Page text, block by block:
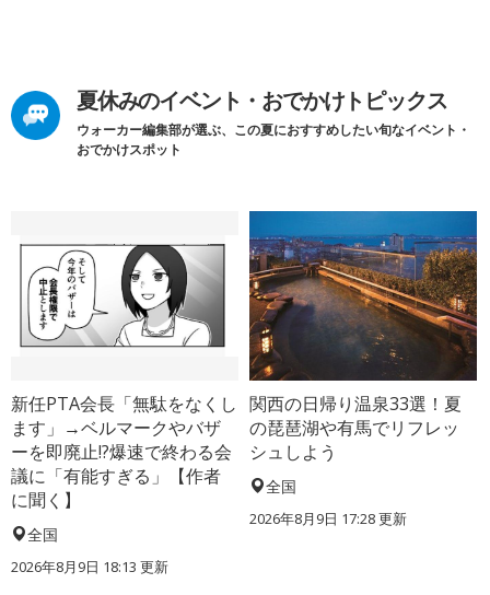
夏休みのイベント・おでかけトピックス
ウォーカー編集部が選ぶ、この夏におすすめしたい旬なイベント・
おでかけスポット
新任PTA会長「無駄をなくし
ます」→ベルマークやバザ
ーを即廃止!?爆速で終わる会
議に「有能すぎる」【作者
に聞く】
全国
2026年8月9日 18:13 更新
関西の日帰り温泉33選！夏
の琵琶湖や有馬でリフレッ
シュしよう
全国
2026年8月9日 17:28更新